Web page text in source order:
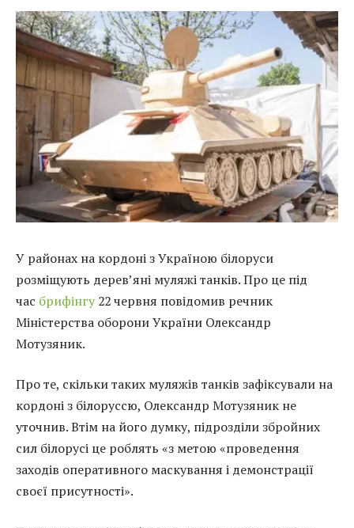
У районах на кордоні з Україною білоруси
розміщують дерев’яні муляжі танків. Про це під
час брифінгу 22 червня повідомив речник
Міністерства оборони України Олександр
Мотузяник.
Про те, скільки таких муляжів танків зафіксували на
кордоні з білоруссю, Олександр Мотузяник не
уточнив. Втім на його думку, підрозділи збройних
сил білорусі це роблять «з метою «проведення
заходів оперативного маскування і демонстрації
своєї присутності».